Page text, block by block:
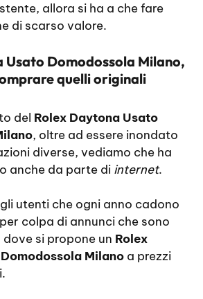
allora si ha a che fare
di scarso valore.
Usato Domodossola Milano,
quelli originali
del Rolex Daytona Usato
, oltre ad essere inondato
diverse, vediamo che ha
anche da parte di internet.
utenti che ogni anno cadono
colpa di annunci che sono
si propone un Rolex
Milano a prezzi